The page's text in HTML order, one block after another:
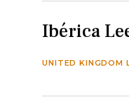
Ibérica
UNITED KINGDOM